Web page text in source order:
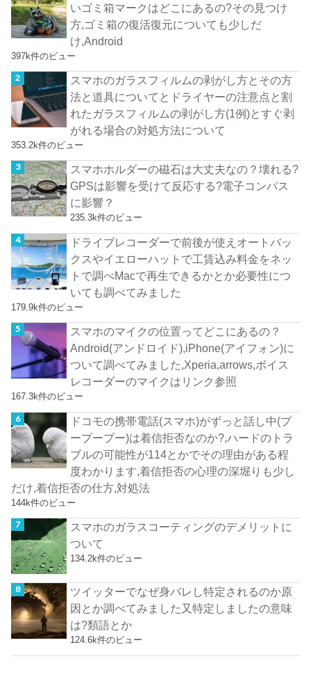
いゴミ箱マークはどこにあるの?その見つけ
方,ゴミ箱の復活復元についても少しだ
け,Android
397k件のビュー
スマホのガラスフィルムの剥がし方とその方
法と道具についてとドライヤーの注意点と割
れたガラスフィルムの剥がし方(1例)とすぐ剥
がれる場合の対処方法について
353.2k件のビュー
スマホホルダーの磁石は大丈夫なの？壊れる?
GPSは影響を受けて反応する?電子コンパス
に影響？
235.3k件のビュー
ドライブレコーダーで前後が使えオートバッ
クスやイエローハットで工賃込み料金をネッ
トで調べMacで再生できるかとか必要性につ
いても調べてみました
179.9k件のビュー
スマホのマイクの位置ってどこにあるの？
Android(アンドロイド),iPhone(アイフォン)に
ついて調べてみました,Xperia,arrows,ボイス
レコーダーのマイクはリンク参照
167.3k件のビュー
ドコモの携帯電話(スマホ)がずっと話し中(プ
ープープー)は着信拒否なのか?,ハードのトラ
ブルの可能性が114とかでその理由がある程
度わかります,着信拒否の心理の深堀りも少し
だけ,着信拒否の仕方,対処法
144k件のビュー
スマホのガラスコーティングのデメリットに
ついて
134.2k件のビュー
ツイッターでなぜ身バレし特定されるのか原
因とか調べてみました又特定しましたの意味
は?類語とか
124.6k件のビュー